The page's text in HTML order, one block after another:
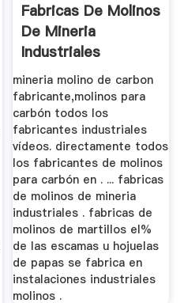
Fabricas De Molinos
De Mineria
Industriales
mineria molino de carbon
fabricante,molinos para
carbón todos los
fabricantes industriales
vídeos. directamente todos
los fabricantes de molinos
para carbón en . ... fabricas
de molinos de mineria
industriales . fabricas de
molinos de martillos el%
de las escamas u hojuelas
de papas se fabrica en
instalaciones industriales
molinos .